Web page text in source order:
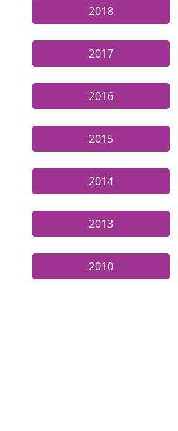
2018
2017
2016
2015
2014
2013
2010